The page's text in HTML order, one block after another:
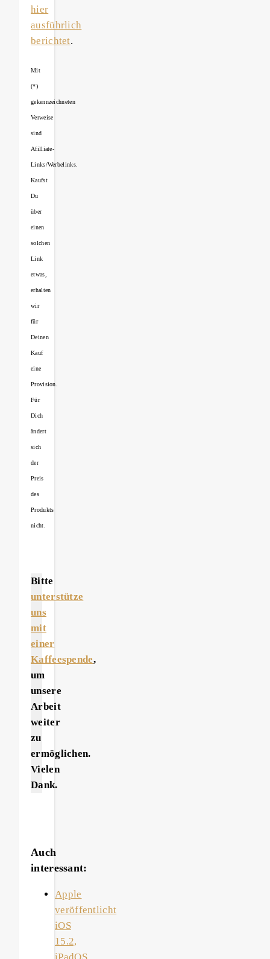
hier
ausführlich
berichtet.
Mit
(*)
gekennzeichneten
Verweise
sind
Afilliate-
Links/Werbelinks.
Kaufst
Du
über
einen
solchen
Link
etwas,
erhalten
wir
für
Deinen
Kauf
eine
Provision.
Für
Dich
ändert
sich
der
Preis
des
Produkts
nicht.
Bitte
unterstütze
uns
mit
einer
Kaffeespende,
um
unsere
Arbeit
weiter
zu
ermöglichen.
Vielen
Dank.
Auch
interessant:
Apple
veröffentlicht
iOS
15.2,